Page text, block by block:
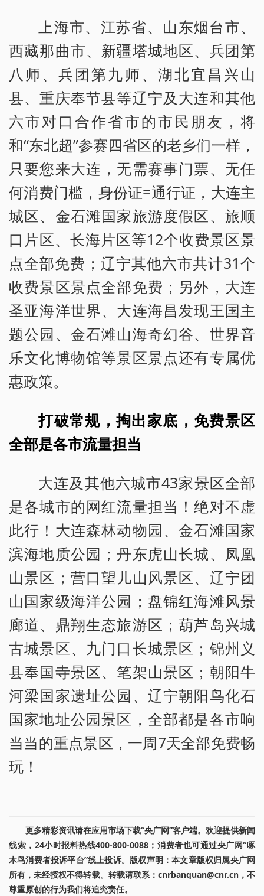
上海市、江苏省、山东烟台市、
西藏那曲市、新疆塔城地区、兵团第
八师、兵团第九师、湖北宜昌兴山
县、重庆奉节县等辽宁及大连和其他
六市对口合作省市的市民朋友，将
和“东北超”参赛四省区的老乡们一样，
只要您来大连，无需赛事门票、无任
何消费门槛，身份证=通行证，大连主
城区、金石滩国家旅游度假区、旅顺
口片区、长海片区等12个收费景区景
点全部免费；辽宁其他六市共计31个
收费景区景点全部免费；另外，大连
圣亚海洋世界、大连海昌发现王国主
题公园、金石滩山海奇幻谷、世界音
乐文化博物馆等景区景点还有专属优
惠政策。
打破常规，掏出家底，免费景区
全部是各市流量担当
大连及其他六城市43家景区全部
是各城市的网红流量担当！绝对不虚
此行！大连森林动物园、金石滩国家
滨海地质公园；丹东虎山长城、凤凰
山景区；营口望儿山风景区、辽宁团
山国家级海洋公园；盘锦红海滩风景
廊道、鼎翔生态旅游区；葫芦岛兴城
古城景区、九门口长城景区；锦州义
县奉国寺景区、笔架山景区；朝阳牛
河梁国家遗址公园、辽宁朝阳鸟化石
国家地址公园景区，全部都是各市响
当当的重点景区，一周7天全部免费畅
玩！
更多精彩资讯请在应用市场下载“央广网”客户端。欢迎提供新闻
线索，24小时报料热线400-800-0088；消费者也可通过央广网“啄
木鸟消费者投诉平台”线上投诉。版权声明：本文章版权归属央广网
所有，未经授权不得转载。转载请联系：cnrbanquan@cnr.cn，不
尊重原创的行为我们将追究责任。